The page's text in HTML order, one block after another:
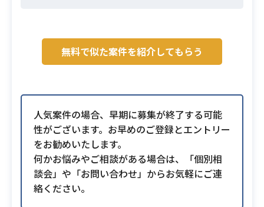
無料で似た案件を紹介してもらう
人気案件の場合、早期に募集が終了する可能
性がございます。お早めのご登録とエントリー
をお勧めいたします。
何かお悩みやご相談がある場合は、「個別相
談会」や「お問い合わせ」からお気軽にご連
絡ください。